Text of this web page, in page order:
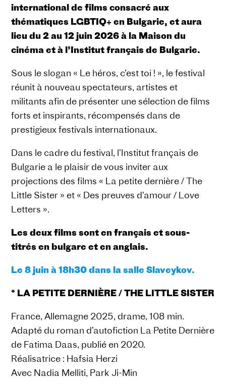
international de films consacré aux
thématiques LGBTIQ+ en Bulgarie, et aura
lieudu 2 au 12 juin 2026à la Maison du
cinéma et à l’Institut français de Bulgarie.
Sous le slogan « Le héros, c’est toi ! », le festival
réunit à nouveau spectateurs, artistes et
militants afin de présenter une sélection de films
forts et inspirants, récompensés dans de
prestigieux festivals internationaux.
Dans le cadre du festival, l’Institut français de
Bulgarie a le plaisir de vous inviter aux
projections des films « La petite dernière / The
Little Sister » et « Des preuves d’amour / Love
Letters ».
Les deux films sont en français et sous-
titrés en bulgare et en anglais.
Le 8 juin à 18h30 dans la salle Slaveykov.
* LA PETITE DERNIÈRE / THE LITTLE SISTER
France, Allemagne 2025, drame, 108 min.
Adapté du roman d’autofiction La Petite Dernière
de Fatima Daas, publié en 2020.
Réalisatrice : Hafsia Herzi
Avec Nadia Melliti, Park Ji-Min